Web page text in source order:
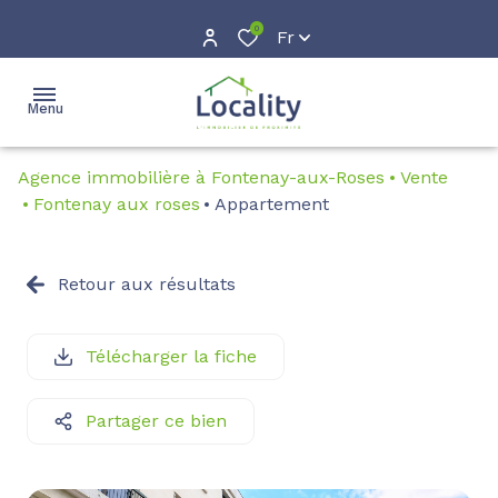
0 Fr
Menu
accueil
courte
gestion
clients
Agence immobilière à Fontenay-aux-Roses
Vente
Fontenay aux roses
Appartement
Retour aux résultats
Télécharger la fiche
Partager ce bien